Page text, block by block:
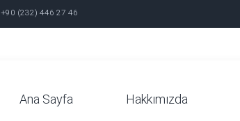
+90 (232) 446 27 46
Ana Sayfa Hakkımızda